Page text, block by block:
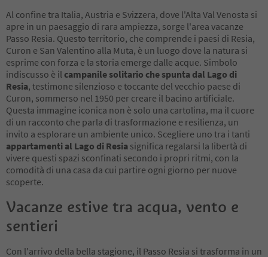
Al confine tra Italia, Austria e Svizzera, dove l'Alta Val Venosta si
apre in un paesaggio di rara ampiezza, sorge l'area vacanze
Passo Resia. Questo territorio, che comprende i paesi di Resia,
Curon e San Valentino alla Muta, è un luogo dove la natura si
esprime con forza e la storia emerge dalle acque. Simbolo
indiscusso è il campanile solitario che spunta dal Lago di
Resia, testimone silenzioso e toccante del vecchio paese di
Curon, sommerso nel 1950 per creare il bacino artificiale.
Questa immagine iconica non è solo una cartolina, ma il cuore
di un racconto che parla di trasformazione e resilienza, un
invito a esplorare un ambiente unico. Scegliere uno tra i tanti
appartamenti al Lago di Resia significa regalarsi la libertà di
vivere questi spazi sconfinati secondo i propri ritmi, con la
comodità di una casa da cui partire ogni giorno per nuove
scoperte.
Vacanze estive tra acqua, vento e
sentieri
Con l'arrivo della bella stagione, il Passo Resia si trasforma in un